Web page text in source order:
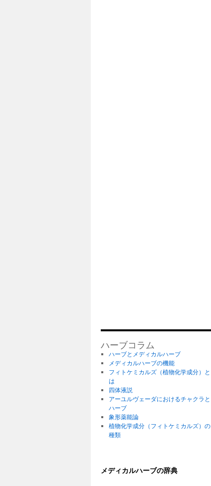
ハーブコラム
ハーブとメディカルハーブ
メディカルハーブの機能
フィトケミカルズ（植物化学成分）と
は
四体液説
アーユルヴェーダにおけるチャクラと
ハーブ
象形薬能論
植物化学成分（フィトケミカルズ）の
種類
メディカルハーブの辞典